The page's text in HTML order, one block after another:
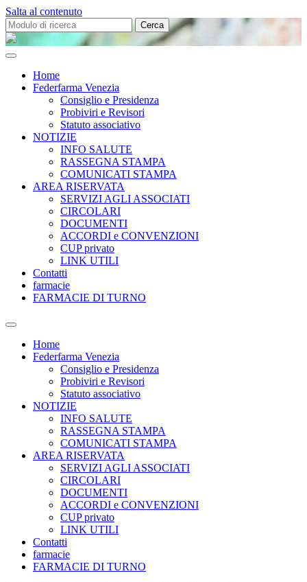
Salta al contenuto
Cerca:
Federfarma
Venezia
Home
Federfarma Venezia
Consiglio e Presidenza
Probiviri e Revisori
Statuto associativo
NOTIZIE
INFO SALUTE
RASSEGNA STAMPA
COMUNICATI STAMPA
AREA RISERVATA
SERVIZI AGLI ASSOCIATI
CIRCOLARI
DOCUMENTI
ACCORDI e CONVENZIONI
CUP privato
LINK UTILI
Contatti
farmacie
FARMACIE DI TURNO
Attiva/disattiva
campoHome
Federfarma Venezia
Consiglio e Presidenza
Probiviri e Revisori
Statuto associativo
NOTIZIE
INFO SALUTE
RASSEGNA STAMPA
COMUNICATI STAMPA
AREA RISERVATA
SERVIZI AGLI ASSOCIATI
CIRCOLARI
DOCUMENTI
ACCORDI e CONVENZIONI
CUP privato
LINK UTILI
Contatti
farmacie
FARMACIE DI TURNO